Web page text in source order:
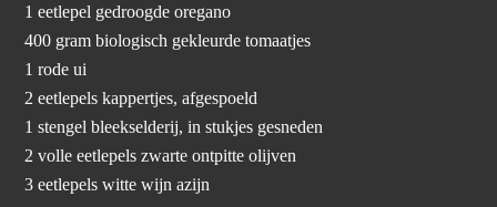
1 eetlepel gedroogde oregano
400 gram biologisch gekleurde tomaatjes
1 rode ui
2 eetlepels kappertjes, afgespoeld
1 stengel bleekselderij, in stukjes gesneden
2 volle eetlepels zwarte ontpitte olijven
3 eetlepels witte wijn azijn